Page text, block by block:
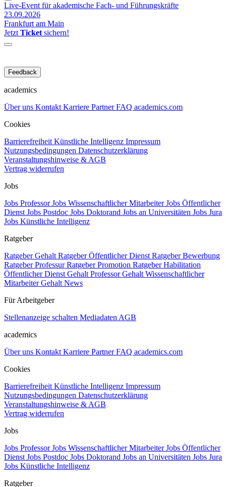
Live-Event für akademische Fach- und Führungskräfte
23.09.2026
Frankfurt am Main
Jetzt Ticket sichern!
Feedback
academics
Über uns Kontakt Karriere PartnerFAQ academics.com
Cookies
Barrierefreiheit Künstliche Intelligenz Impressum
Nutzungsbedingungen Datenschutzerklärung
Veranstaltungshinweise & AGB
Vertrag widerrufen
Jobs
Jobs ProfessorJobs Wissenschaftlicher MitarbeiterJobs Öffentlicher
Dienst Jobs Postdoc Jobs Doktorand Jobs an Universitäten Jobs Jura
Jobs Künstliche Intelligenz
Ratgeber
Ratgeber Gehalt Ratgeber Öffentlicher Dienst Ratgeber Bewerbung
Ratgeber ProfessurRatgeber Promotion Ratgeber Habilitation
Öffentlicher Dienst Gehalt Professor Gehalt Wissenschaftlicher
Mitarbeiter Gehalt News
Für Arbeitgeber
Stellenanzeige schalten Mediadaten AGB
academics
Über uns Kontakt Karriere PartnerFAQ academics.com
Cookies
Barrierefreiheit Künstliche Intelligenz Impressum
Nutzungsbedingungen Datenschutzerklärung
Veranstaltungshinweise & AGB
Vertrag widerrufen
Jobs
Jobs ProfessorJobs Wissenschaftlicher MitarbeiterJobs Öffentlicher
Dienst Jobs Postdoc Jobs Doktorand Jobs an Universitäten Jobs Jura
Jobs Künstliche Intelligenz
Ratgeber